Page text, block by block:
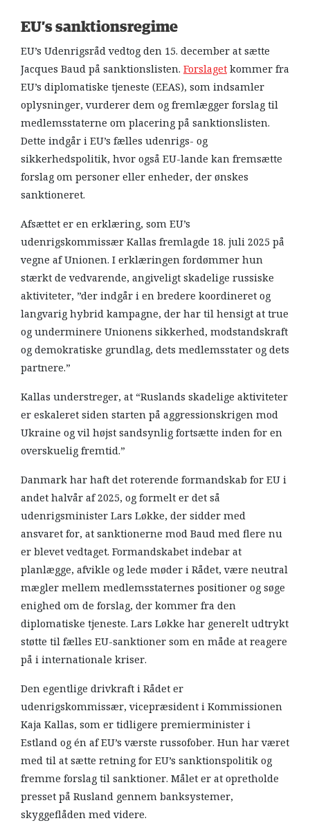
EU’s sanktionsregime
EU’s Udenrigsråd vedtog den 15. december at sætte
Jacques Baud på sanktionslisten. Forslagetkommer fra
EU’s diplomatiske tjeneste (EEAS), som indsamler
oplysninger, vurderer dem og fremlægger forslag til
medlemsstaterne om placering på sanktionslisten.
Dette indgår i EU’s fælles udenrigs- og
sikkerhedspolitik, hvor også EU-lande kan fremsætte
forslag om personer eller enheder, der ønskes
sanktioneret.
Afsættet er en erklæring, som EU’s
udenrigskommissær Kallas fremlagde 18. juli 2025 på
vegne af Unionen. I erklæringen fordømmer hun
stærkt de vedvarende, angiveligt skadelige russiske
aktiviteter, ”der indgår i en bredere koordineret og
langvarig hybrid kampagne, der har til hensigt at true
og underminere Unionens sikkerhed, modstandskraft
og demokratiske grundlag, dets medlemsstater og dets
partnere.”
Kallas understreger, at “Ruslands skadelige aktiviteter
er eskaleret siden starten på aggressionskrigen mod
Ukraine og vil højst sandsynlig fortsætte inden for en
overskuelig fremtid.”
Danmark har haft det roterende formandskab for EU i
andet halvår af 2025, og formelt er det så
udenrigsminister Lars Løkke, der sidder med
ansvaret for, at sanktionerne mod Baud med flere nu
er blevet vedtaget. Formandskabet indebar at
planlægge, afvikle og lede møder i Rådet, være neutral
mægler mellem medlemsstaternes positioner og søge
enighed om de forslag, der kommer fra den
diplomatiske tjeneste. Lars Løkke har generelt udtrykt
støtte til fælles EU-sanktioner som en måde at reagere
på i internationale kriser.
Den egentlige drivkraft i Rådet er
udenrigskommissær, vicepræsident i Kommissionen
Kaja Kallas, som er tidligere premierminister i
Estland og én af EU’s værste russofober. Hun har været
med til at sætte retning for EU’s sanktionspolitik og
fremme forslag til sanktioner. Målet er at opretholde
presset på Rusland gennem banksystemer,
skyggeflåden med videre.